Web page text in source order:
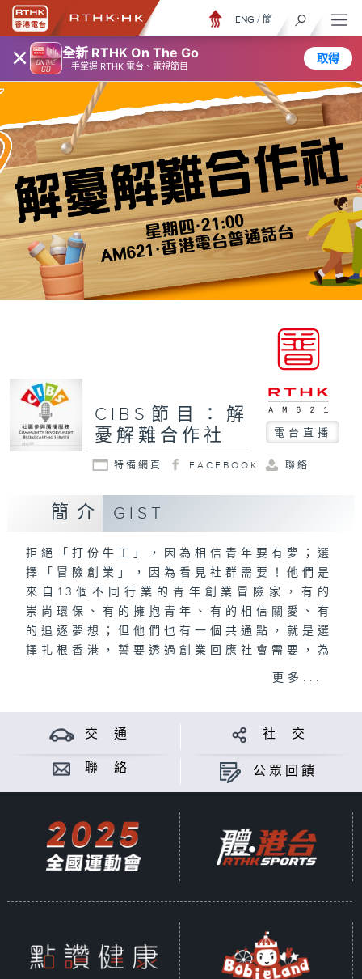
× 全新 RTHK On The Go
一手掌握 RTHK 電台、電視節目
取得
ENG / 簡
CIBS節目：解
憂解難合作社
電台直播
特備網頁 FACEBOOK 聯絡
簡介 GIST
拒絕「打份牛工」，因為相信青年要有夢；選
擇「冒險創業」，因為看見社群需要！他們是
來自13個不同行業的青年創業冒險家，有的
崇尚環保、有的擁抱青年、有的相信關愛、有
的追逐夢想；但他們也有一個共通點，就是選
擇扎根香港，誓要透過創業回應社會需要，為
社群創造希望！創業不只為兩餐，創業解憂，
林倚娸製作
意見
更多...
交 通 社 交
聯 絡 公眾回饋